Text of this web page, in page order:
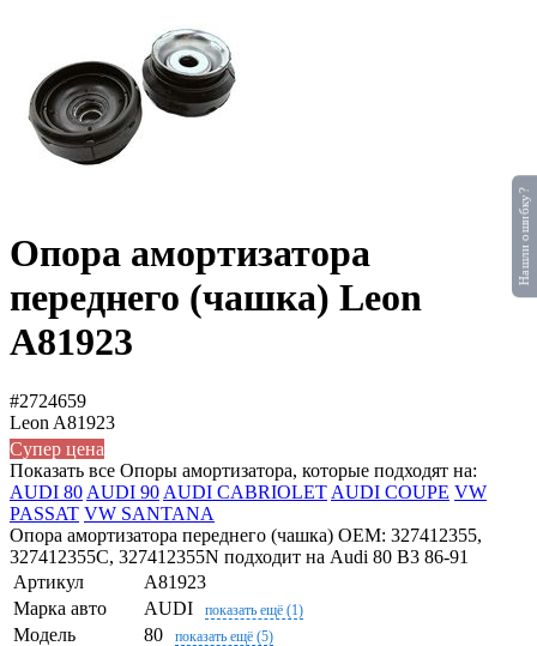
Опора амортизатора
переднего (чашка) Leon
A81923
#2724659
Leon A81923
Супер цена
Показать все Опоры амортизатора, которые подходят на:
AUDI 80 AUDI 90 AUDI CABRIOLET AUDI COUPE VW
PASSAT VW SANTANA
Опора амортизатора переднего (чашка) OEM: 327412355,
327412355C, 327412355N подходит на Audi 80 B3 86-91
Артикул
A81923
Марка авто
AUDI показать ещё (1)
Модель 80 показать ещё (5)
Нашли ошибку?